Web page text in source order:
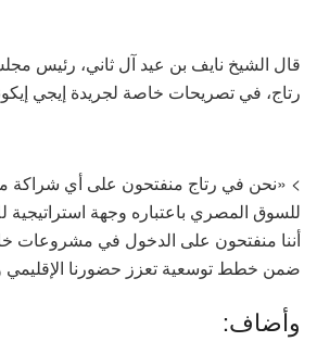
قال الشيخ نايف بن عيد آل ثاني، رئيس
رتاج، في تصريحات خاصة لجريدة إيجي
> «نحن في رتاج منفتحون على أي شراكة
للسوق المصري باعتباره وجهة استراتيجية
أننا منفتحون على الدخول في مشروعات
ضمن خطط توسعية تعزز حضورنا الإقليمي
وأضاف: